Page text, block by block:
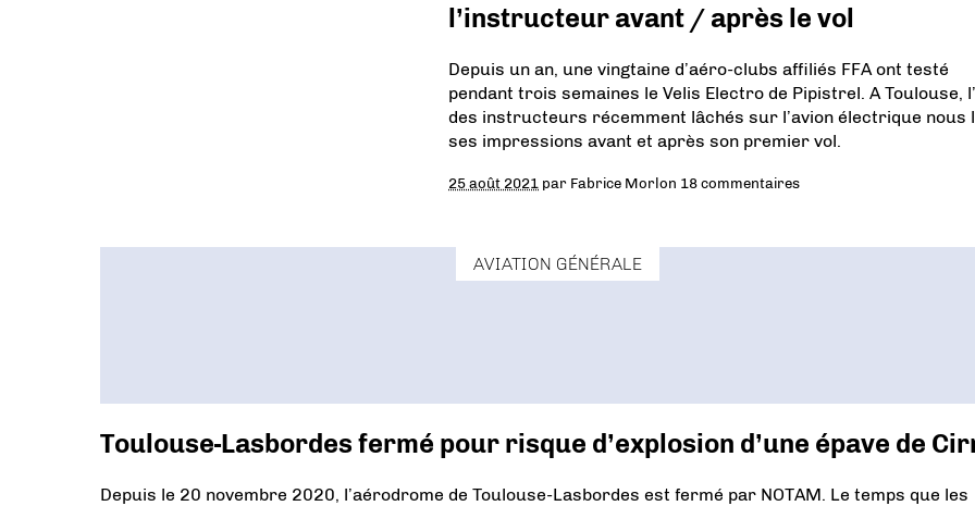
l’instructeur avant / après le vol
Depuis un an, une vingtaine d’aéro-clubs affiliés FFA ont testé
pendant trois semaines le Velis Electro de Pipistrel. A Toulouse,
des instructeurs récemment lâchés sur l’avion électrique nous
ses impressions avant et après son premier vol.
25 août 2021 par Fabrice Morlon 18 commentaires
AVIATION GÉNÉRALE
Toulouse-Lasbordes fermé pour risque d’explosion d’une épave de
Depuis le 20 novembre 2020, l’aérodrome de Toulouse-Lasbordes est fermé par NOTAM. Le temps que les